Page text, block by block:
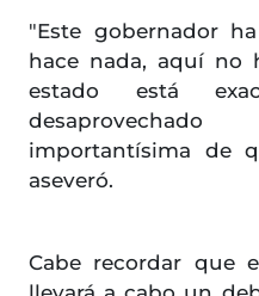
"Este gobernador
hace nada, aquí no
estado está
importantísima de
aseveró.
Cabe recordar que